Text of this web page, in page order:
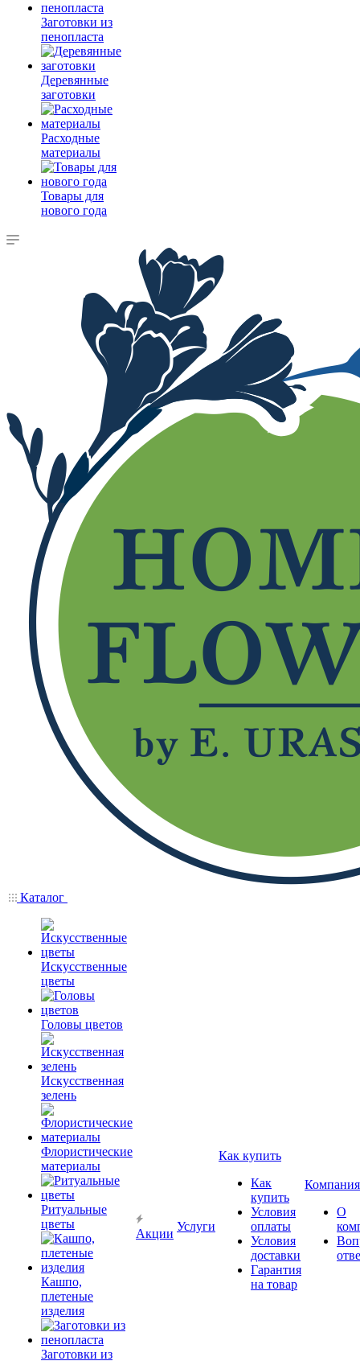
Заготовки из
пенопласта
Деревянные
заготовки
Расходные
материалы
Товары для
нового года
Каталог
Искусственные
цветы
Головы цветов
Искусственная
зелень
Флористические
материалы
Ритуальные
цветы
Кашпо,
плетеные
изделия
Заготовки из
Акции
Услуги
Как купить
Как
купить
Условия
оплаты
Условия
доставки
Гарантия
на товар
Компания
О